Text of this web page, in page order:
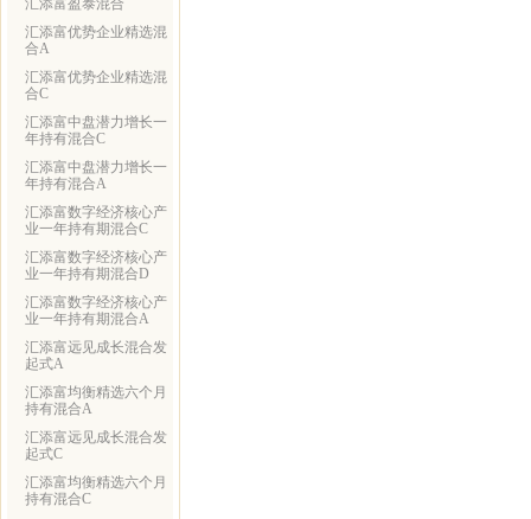
汇添富盈泰混合
汇添富优势企业精选混
合A
汇添富优势企业精选混
合C
汇添富中盘潜力增长一
年持有混合C
汇添富中盘潜力增长一
年持有混合A
汇添富数字经济核心产
业一年持有期混合C
汇添富数字经济核心产
业一年持有期混合D
汇添富数字经济核心产
业一年持有期混合A
汇添富远见成长混合发
起式A
汇添富均衡精选六个月
持有混合A
汇添富远见成长混合发
起式C
汇添富均衡精选六个月
持有混合C